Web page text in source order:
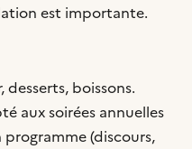
est importante.
boissons.
aux soirées annuelles
(discours,